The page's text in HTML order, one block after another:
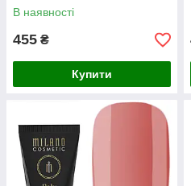
В наявності
455 ₴
Купити